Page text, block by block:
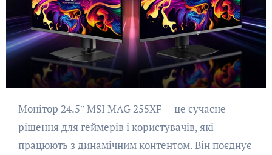
Монітор 24.5″ MSI MAG 255XF — це сучасне
рішення для геймерів і користувачів, які
працюють з динамічним контентом. Він поєднує